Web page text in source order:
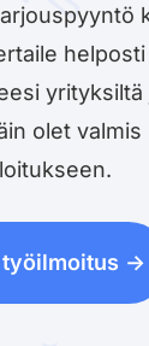
yrityksiltä
olet
->